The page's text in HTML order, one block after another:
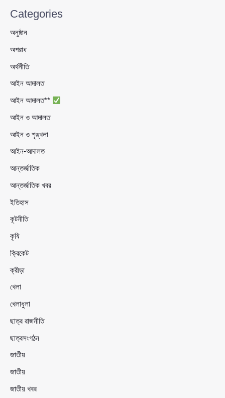
Categories
অনুষ্ঠান
অপরাধ
অর্থনীতি
আইন আদালত
আইন আদালত**
আইন ও আদালত
আইন ও শৃঙ্খলা
আইন-আদালত
আন্তর্জাতিক
আন্তর্জাতিক খবর
ইতিহাস
কূটনীতি
কৃষি
ক্রিকেট
ক্রীড়া
খেলা
খেলাধুলা
ছাত্র রাজনীতি
ছাত্রসংগঠন
জাতীয়
জাতীয়
জাতীয় খবর